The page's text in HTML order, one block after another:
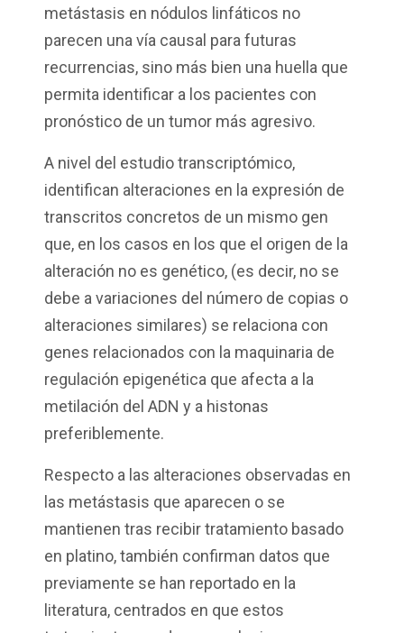
metástasis en nódulos linfáticos no
parecen una vía causal para futuras
recurrencias, sino más bien una huella que
permita identificar a los pacientes con
pronóstico de un tumor más agresivo.
A nivel del estudio transcriptómico,
identifican alteraciones en la expresión de
transcritos concretos de un mismo gen
que, en los casos en los que el origen de la
alteración no es genético, (es decir, no se
debe a variaciones del número de copias o
alteraciones similares) se relaciona con
genes relacionados con la maquinaria de
regulación epigenética que afecta a la
metilación del ADN y a histonas
preferiblemente.
Respecto a las alteraciones observadas en
las metástasis que aparecen o se
mantienen tras recibir tratamiento basado
en platino, también confirman datos que
previamente se han reportado en la
literatura, centrados en que estos